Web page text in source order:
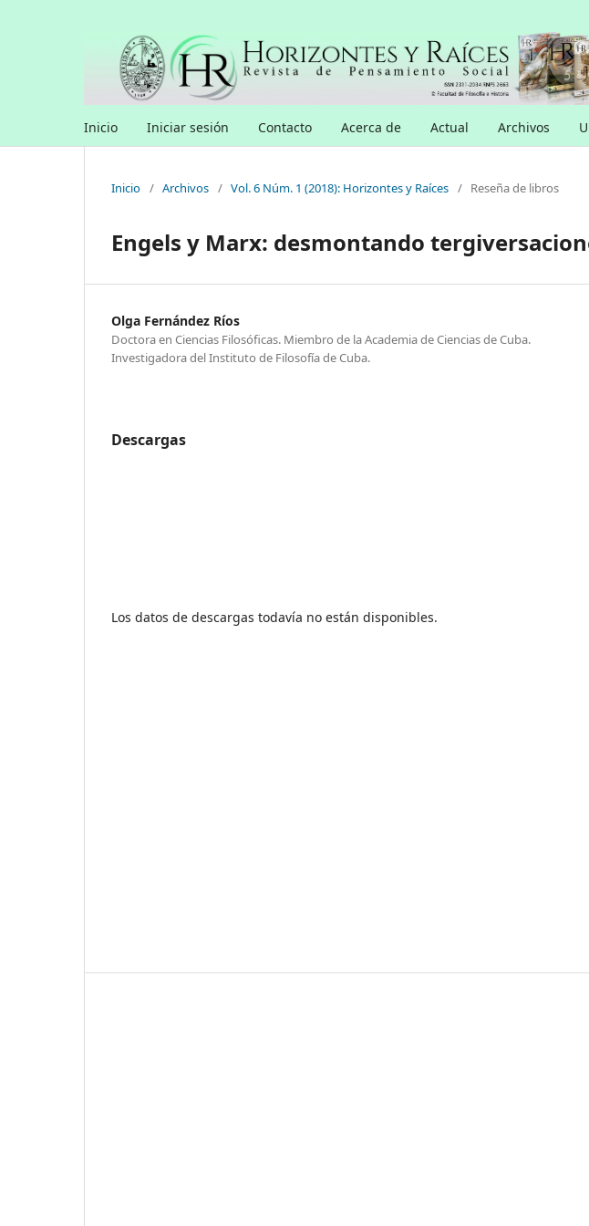
Inicio Iniciar sesión Contacto Acerca de Actual Archivos
Inicio / Archivos / Vol. 6 Núm. 1 (2018): Horizontes y Raíces / Reseña de libros
Engels y Marx: desmontando
Olga Fernández Ríos
Doctora en Ciencias Filosóficas. Miembro de la Academia de Ciencias de Cuba.
Investigadora del Instituto de Filosofía de Cuba.
Descargas
Los datos de descargas todavía no están disponibles.